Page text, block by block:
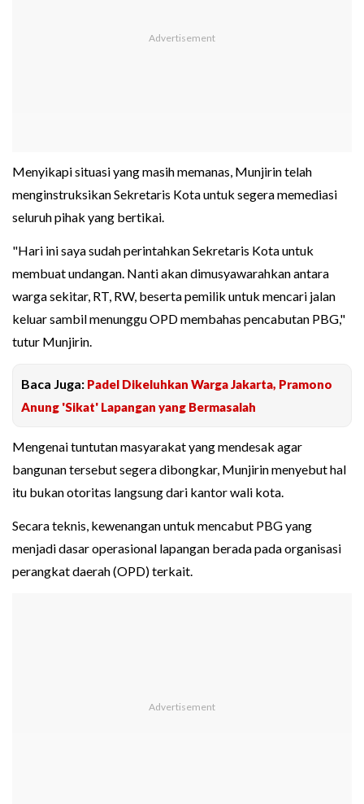
Menyikapi situasi yang masih memanas, Munjirin telah
menginstruksikan Sekretaris Kota untuk segera memediasi
seluruh pihak yang bertikai.
"Hari ini saya sudah perintahkan Sekretaris Kota untuk
membuat undangan. Nanti akan dimusyawarahkan antara
warga sekitar, RT, RW, beserta pemilik untuk mencari jalan
keluar sambil menunggu OPD membahas pencabutan PBG,"
tutur Munjirin.
Baca Juga: Padel Dikeluhkan Warga Jakarta, Pramono
Anung 'Sikat' Lapangan yang Bermasalah
Mengenai tuntutan masyarakat yang mendesak agar
bangunan tersebut segera dibongkar, Munjirin menyebut hal
itu bukan otoritas langsung dari kantor wali kota.
Secara teknis, kewenangan untuk mencabut PBG yang
menjadi dasar operasional lapangan berada pada organisasi
perangkat daerah (OPD) terkait.